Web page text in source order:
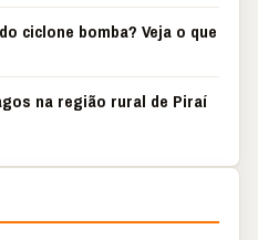
ciclone bomba? Veja o que
na região rural de Piraí